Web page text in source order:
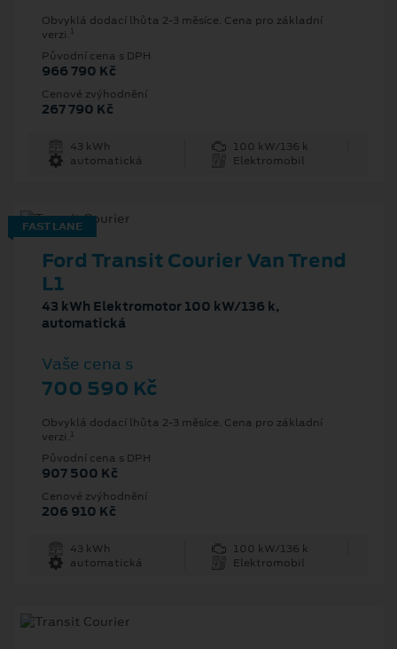
Obvyklá dodací lhůta 2-3 měsíce. Cena pro základní
verzi. 1
Původní cena s DPH
966 790 Kč
Cenové zvýhodnění
267 790 Kč
43 kWh
100 kW/136 k
automatická
Elektromobil
FAST LANE
Ford Transit Courier Van Trend
L1
43 kWh Elektromotor 100 kW/136 k,
automatická
Vaše cena s
700 590 Kč
Obvyklá dodací lhůta 2-3 měsíce. Cena pro základní
verzi. 1
Původní cena s DPH
907 500 Kč
Cenové zvýhodnění
206 910 Kč
43 kWh
100 kW/136 k
automatická
Elektromobil